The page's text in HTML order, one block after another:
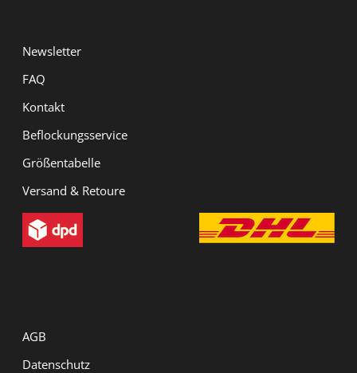
Newsletter
FAQ
Kontakt
Beflockungsservice
Größentabelle
Versand & Retoure
AGB
Datenschutz